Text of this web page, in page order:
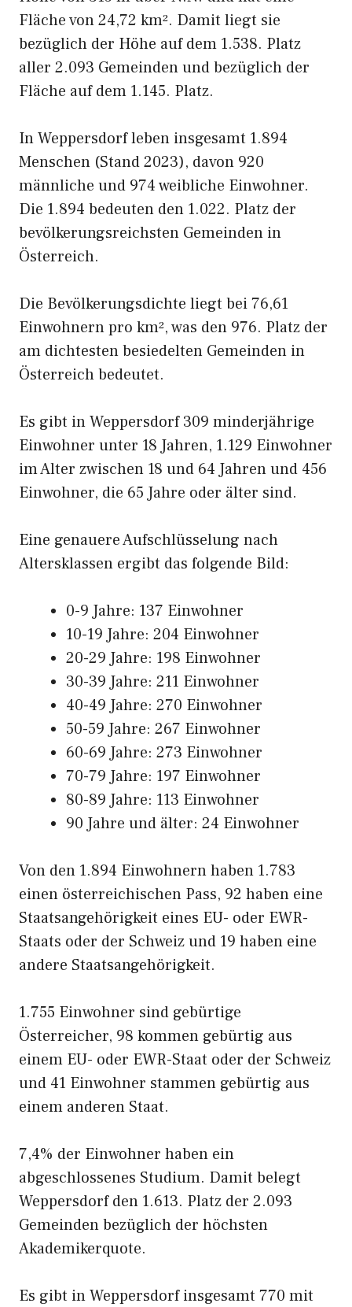
Fläche von 24,72 km². Damit liegt sie
bezüglich der Höhe auf dem 1.538. Platz
aller 2.093 Gemeinden und bezüglich der
Fläche auf dem 1.145. Platz.
In Weppersdorf leben insgesamt 1.894
Menschen (Stand 2023), davon 920
männliche und 974 weibliche Einwohner.
Die 1.894 bedeuten den 1.022. Platz der
bevölkerungsreichsten Gemeinden in
Österreich.
Die Bevölkerungsdichte liegt bei 76,61
Einwohnern pro km², was den 976. Platz der
am dichtesten besiedelten Gemeinden in
Österreich bedeutet.
Es gibt in Weppersdorf 309 minderjährige
Einwohner unter 18 Jahren, 1.129 Einwohner
im Alter zwischen 18 und 64 Jahren und 456
Einwohner, die 65 Jahre oder älter sind.
Eine genauere Aufschlüsselung nach
Altersklassen ergibt das folgende Bild:
0-9 Jahre: 137 Einwohner
10-19 Jahre: 204 Einwohner
20-29 Jahre: 198 Einwohner
30-39 Jahre: 211 Einwohner
40-49 Jahre: 270 Einwohner
50-59 Jahre: 267 Einwohner
60-69 Jahre: 273 Einwohner
70-79 Jahre: 197 Einwohner
80-89 Jahre: 113 Einwohner
90 Jahre und älter: 24 Einwohner
Von den 1.894 Einwohnern haben 1.783
einen österreichischen Pass, 92 haben eine
Staatsangehörigkeit eines EU- oder EWR-
Staats oder der Schweiz und 19 haben eine
andere Staatsangehörigkeit.
1.755 Einwohner sind gebürtige
Österreicher, 98 kommen gebürtig aus
einem EU- oder EWR-Staat oder der Schweiz
und 41 Einwohner stammen gebürtig aus
einem anderen Staat.
7,4% der Einwohner haben ein
abgeschlossenes Studium. Damit belegt
Weppersdorf den 1.613. Platz der 2.093
Gemeinden bezüglich der höchsten
Akademikerquote.
Es gibt in Weppersdorf insgesamt 770 mit